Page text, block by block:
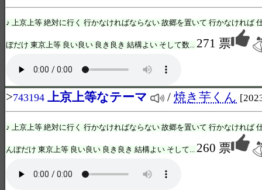
♪ 上京上等 絶対に行く 行かなければならない 故郷を置いて 行かなければ
ぼだけ 東京上等 良い良い 良き良き 結構よい そして数... 271 票
>743194 上京上等なテーマ / 焼き芋くん
♪ 上京上等 絶対に行く 行かなければならない 故郷を置いて 行かなければ
んぼだけ 東京上等 良い良い 良き良き 結構よい そして... 260 票